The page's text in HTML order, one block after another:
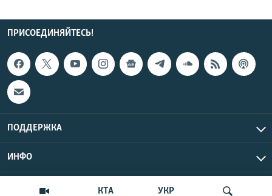
КТА УКР
ПРИСОЕДИНЯЙТЕСЬ!
ПОДДЕРЖКА
ИНФО
Copyright Крым.Реалии, 2026 | Все права защищены.
UTC+3